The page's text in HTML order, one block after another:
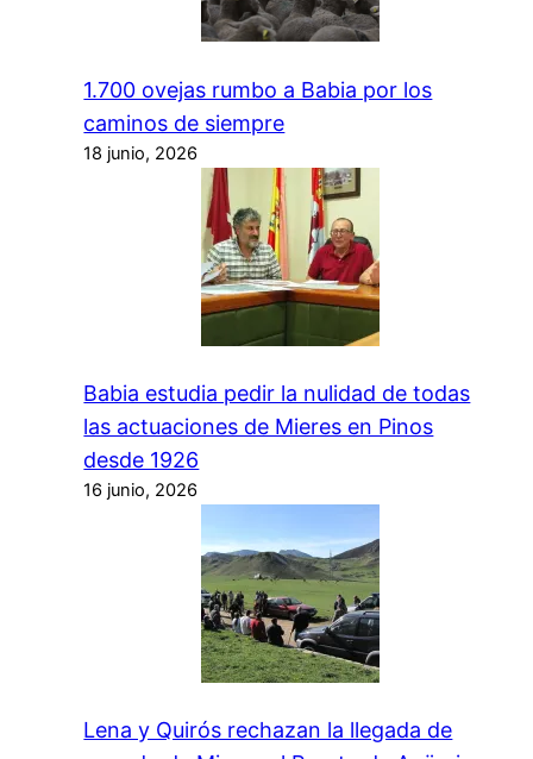
1.700 ovejas rumbo a Babia por los
caminos de siempre
18 junio, 2026
Babia estudia pedir la nulidad de todas
las actuaciones de Mieres en Pinos
desde 1926
16 junio, 2026
Lena y Quirós rechazan la llegada de